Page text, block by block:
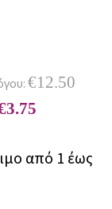
€12.50
3.75
από 1 έως